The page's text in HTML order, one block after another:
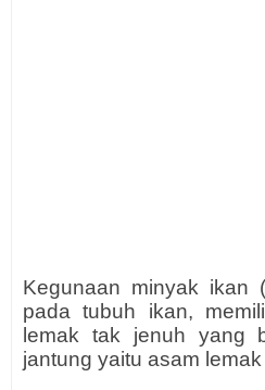
Kegunaan minyak ikan
pada tubuh ikan,
lemak tak jenuh yang
jantung yaitu asam